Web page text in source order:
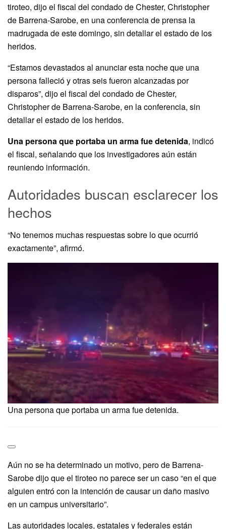
tiroteo, dijo el fiscal del condado de Chester, Christopher
de Barrena-Sarobe, en una conferencia de prensa la
madrugada de este domingo, sin detallar el estado de los
heridos.
“Estamos devastados al anunciar esta noche que una
persona falleció y otras seis fueron alcanzadas por
disparos”, dijo el fiscal del condado de Chester,
Christopher de Barrena-Sarobe, en la conferencia, sin
detallar el estado de los heridos.
Una persona que portaba un arma fue detenida, indicó
el fiscal, señalando que los investigadores aún están
reuniendo información.
Autoridades buscan esclarecer los
hechos
“No tenemos muchas respuestas sobre lo que ocurrió
exactamente”, afirmó.
Una persona que portaba un arma fue detenida.
Aún no se ha determinado un motivo, pero de Barrena-
Sarobe dijo que el tiroteo no parece ser un caso “en el que
alguien entró con la intención de causar un daño masivo
en un campus universitario”.
Las autoridades locales, estatales y federales están